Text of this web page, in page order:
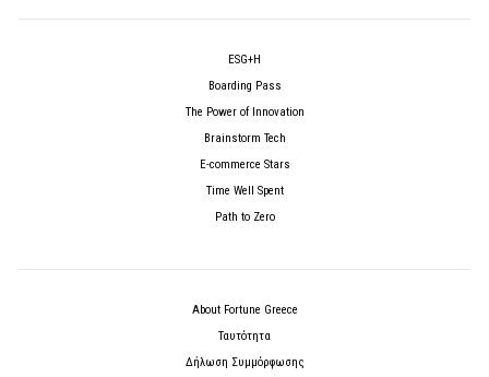
ESG+H
Boarding Pass
The Power of Innovation
Brainstorm Tech
E-commerce Stars
Time Well Spent
Path to Zero
About Fortune Greece
Ταυτότητα
Δήλωση Συμμόρφωσης